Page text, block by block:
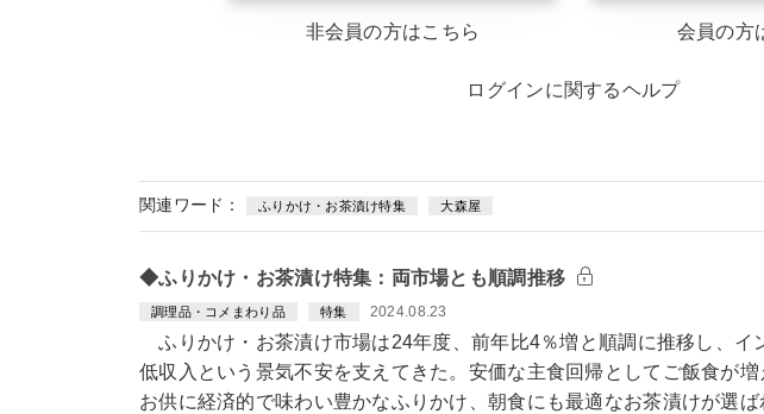
非会員の方はこちら 会員の方
ログインに関するヘルプ
関連ワード： ふりかけ・お茶漬け特集 大森屋
◆ふりかけ・お茶漬け特集：両市場とも順調推移
調理品・コメまわり品 特集 2024.08.23
ふりかけ・お茶漬け市場は24年度、前年比4％増と順調に推移し、イ
低収入という景気不安を支えてきた。安価な主食回帰としてご飯食が増
お供に経済的で味わい豊かなふりかけ、朝食にも最適なお茶漬けが選ば